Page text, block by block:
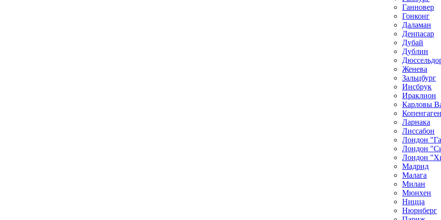
Ганновер
Гонконг
Даламан
Денпасар
Дубай
Дублин
Женева
Зальцбург
Инсбрук
Ираклион
Карловы
Копенгаген
Ларнака
Лиссабон
Лондон
Лондон
Лондон
Мадрид
Малага
Милан
Мюнхен
Ницца
Нюрнберг